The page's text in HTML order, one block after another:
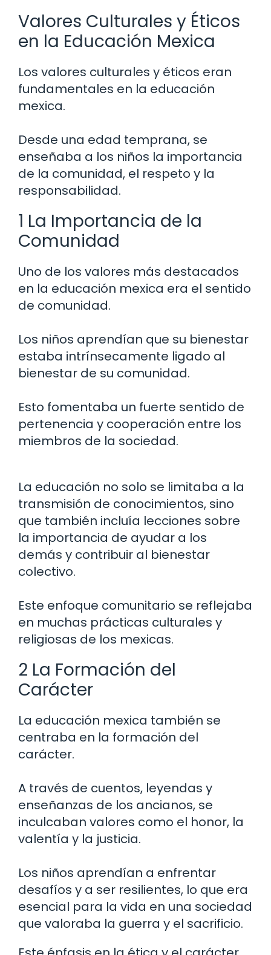
Valores Culturales y Éticos
en la Educación Mexica
Los valores culturales y éticos eran
fundamentales en la educación
mexica.
Desde una edad temprana, se
enseñaba a los niños la importancia
de la comunidad, el respeto y la
responsabilidad.
1 La Importancia de la
Comunidad
Uno de los valores más destacados
en la educación mexica era el sentido
de comunidad.
Los niños aprendían que su bienestar
estaba intrínsecamente ligado al
bienestar de su comunidad.
Esto fomentaba un fuerte sentido de
pertenencia y cooperación entre los
miembros de la sociedad.
La educación no solo se limitaba a la
transmisión de conocimientos, sino
que también incluía lecciones sobre
la importancia de ayudar a los
demás y contribuir al bienestar
colectivo.
Este enfoque comunitario se reflejaba
en muchas prácticas culturales y
religiosas de los mexicas.
2 La Formación del
Carácter
La educación mexica también se
centraba en la formación del
carácter.
A través de cuentos, leyendas y
enseñanzas de los ancianos, se
inculcaban valores como el honor, la
valentía y la justicia.
Los niños aprendían a enfrentar
desafíos y a ser resilientes, lo que era
esencial para la vida en una sociedad
que valoraba la guerra y el sacrificio.